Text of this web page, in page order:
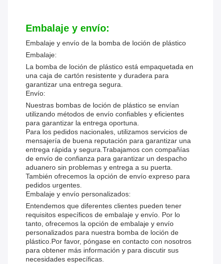
Embalaje y envío:
Embalaje y envío de la bomba de loción de plástico
Embalaje:
La bomba de loción de plástico está empaquetada en
una caja de cartón resistente y duradera para
garantizar una entrega segura.
Envío:
Nuestras bombas de loción de plástico se envían
utilizando métodos de envío confiables y eficientes
para garantizar la entrega oportuna.
Para los pedidos nacionales, utilizamos servicios de
mensajería de buena reputación para garantizar una
entrega rápida y segura.Trabajamos con compañías
de envío de confianza para garantizar un despacho
aduanero sin problemas y entrega a su puerta.
También ofrecemos la opción de envío expreso para
pedidos urgentes.
Embalaje y envío personalizados:
Entendemos que diferentes clientes pueden tener
requisitos específicos de embalaje y envío. Por lo
tanto, ofrecemos la opción de embalaje y envío
personalizados para nuestra bomba de loción de
plástico.Por favor, póngase en contacto con nosotros
para obtener más información y para discutir sus
necesidades específicas.